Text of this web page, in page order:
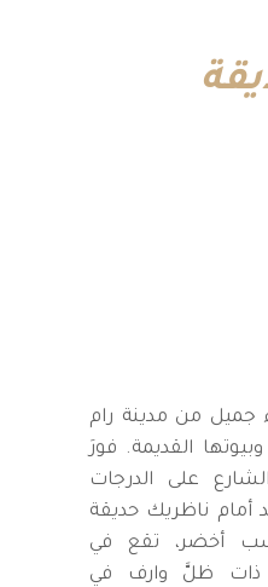
جميل من مدينة رام
وبيوتها القديمة. فورَ
على الدرجات
أمام ناظريك حديقة
أخضر، تقع في
ظلَّ وارف في